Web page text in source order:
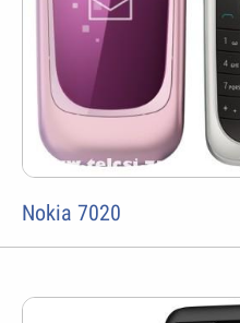
Nokia 7020